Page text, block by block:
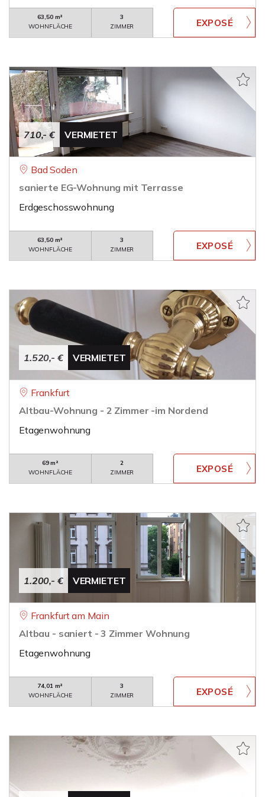
63,50 m²
WOHNFLÄCHE
3
ZIMMER
710,- € VERMIETET
Bad Soden
sanierte EG-Wohnung mit Terrasse
Erdgeschosswohnung
63,50 m²
WOHNFLÄCHE
3
ZIMMER
1.520,- € VERMIETET
Frankfurt
Altbau-Wohnung - 2 Zimmer -im Nordend
Etagenwohnung
69 m²
WOHNFLÄCHE
2
ZIMMER
1.200,- € VERMIETET
Frankfurt am Main
Altbau - saniert - 3 Zimmer Wohnung
Etagenwohnung
74,01 m²
WOHNFLÄCHE
3
ZIMMER